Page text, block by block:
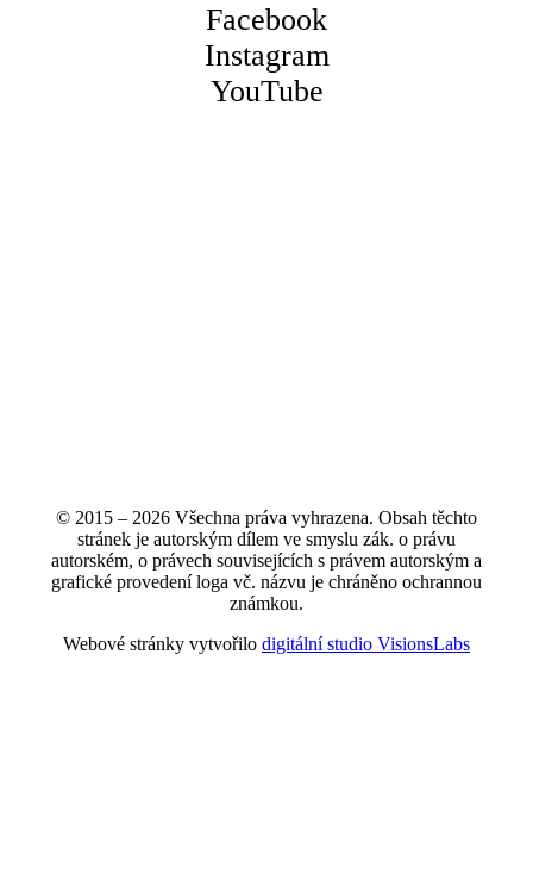
Facebook
Instagram
YouTube
© 2015 – 2026 Všechna práva vyhrazena. Obsah těchto
stránek je autorským dílem ve smyslu zák. o právu
autorském, o právech souvisejících s právem autorským a
grafické provedení loga vč. názvu je chráněno ochrannou
známkou.
Webové stránky vytvořilo digitální studio VisionsLabs